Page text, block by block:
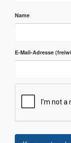
Name
E-Mail-Adresse